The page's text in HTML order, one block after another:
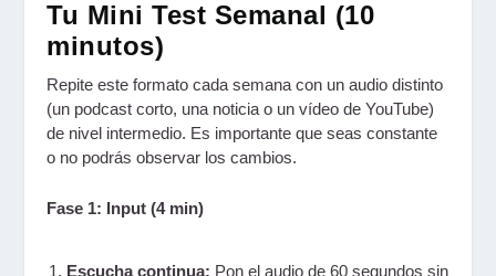
Tu Mini Test Semanal (10
minutos)
Repite este formato cada semana con un audio distinto
(un podcast corto, una noticia o un vídeo de YouTube)
de nivel intermedio. Es importante que seas constante
o no podrás observar los cambios.
Fase 1: Input (4 min)
Escucha continua: Pon el audio de 60 segundos sin